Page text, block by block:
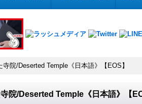
院/Deserted Temple《日本語》【EOS】
院/Deserted Temple《日本語》【